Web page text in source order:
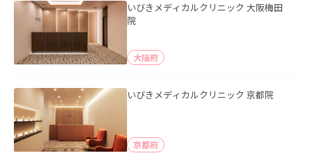
いびきメディカルクリニック 大阪梅田
院
大阪府
いびきメディカルクリニック 京都院
京都府